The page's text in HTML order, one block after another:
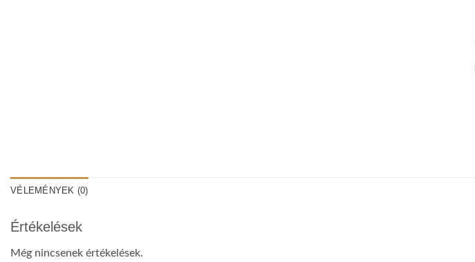
VÉLEMÉNYEK (0)
Értékelések
Még nincsenek értékelések.